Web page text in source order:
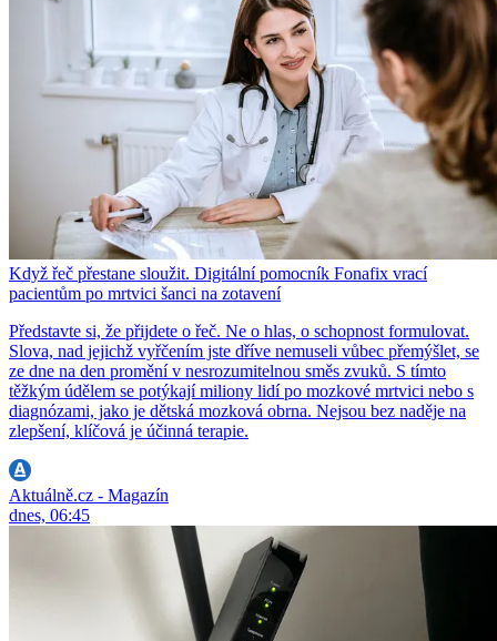
Když řeč přestane sloužit. Digitální pomocník Fonafix vrací
pacientům po mrtvici šanci na zotavení
Představte si, že přijdete o řeč. Ne o hlas, o schopnost formulovat.
Slova, nad jejichž vyřčením jste dříve nemuseli vůbec přemýšlet, se
ze dne na den promění v nesrozumitelnou směs zvuků. S tímto
těžkým údělem se potýkají miliony lidí po mozkové mrtvici nebo s
diagnózami, jako je dětská mozková obrna. Nejsou bez naděje na
zlepšení, klíčová je účinná terapie.
Aktuálně.cz - Magazín
dnes, 06:45